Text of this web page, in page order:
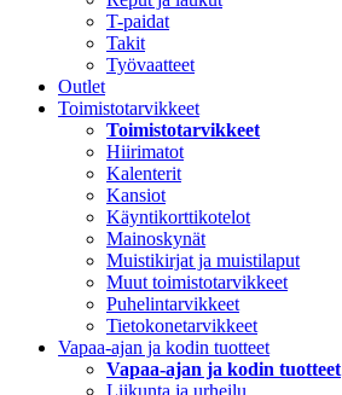
T-paidat
Takit
Työvaatteet
Outlet
Toimistotarvikkeet
Toimistotarvikkeet
Hiirimatot
Kalenterit
Kansiot
Käyntikorttikotelot
Mainoskynät
Muistikirjat ja muistilaput
Muut toimistotarvikkeet
Puhelintarvikkeet
Tietokonetarvikkeet
Vapaa-ajan ja kodin tuotteet
Vapaa-ajan ja kodin tuotteet
Liikunta ja urheilu